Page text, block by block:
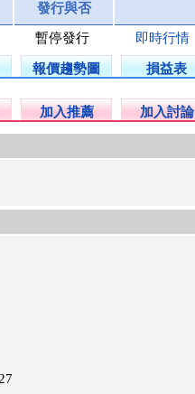
發行與否
暫停發行 即時行情
報價趨勢圖 損益表
加入推薦 加入討論